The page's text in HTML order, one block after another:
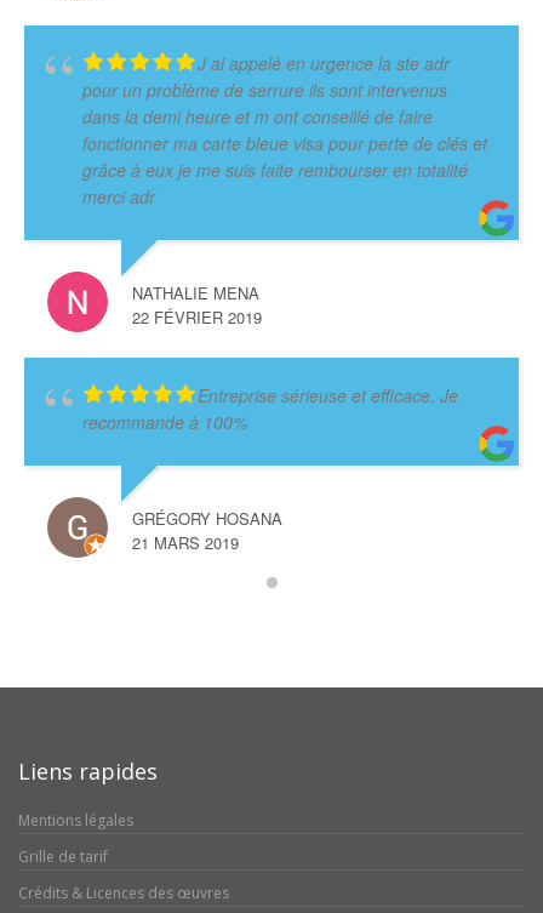
J ai appelé en urgence la ste adr
pour un problème de serrure ils sont intervenus
dans la demi heure et m ont conseillé de faire
fonctionner ma carte bleue visa pour perte de clés et
grâce à eux je me suis faite rembourser en totalité
merci adr
NATHALIE MENA
22 FÉVRIER 2019
Entreprise sérieuse et efficace. Je
recommande à 100%
GRÉGORY HOSANA
21 MARS 2019
Liens rapides
Mentions légales
Grille de tarif
Crédits & Licences des œuvres